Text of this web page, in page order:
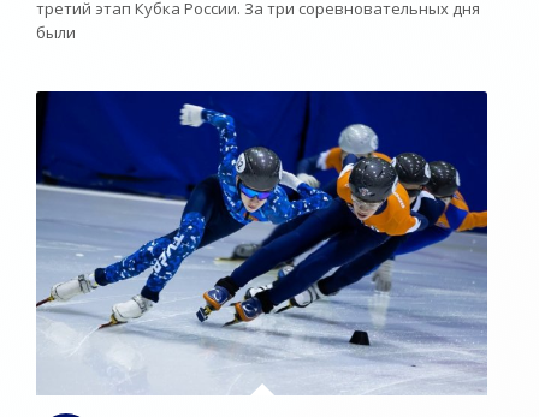
третий этап Кубка России. За три соревновательных дня
были